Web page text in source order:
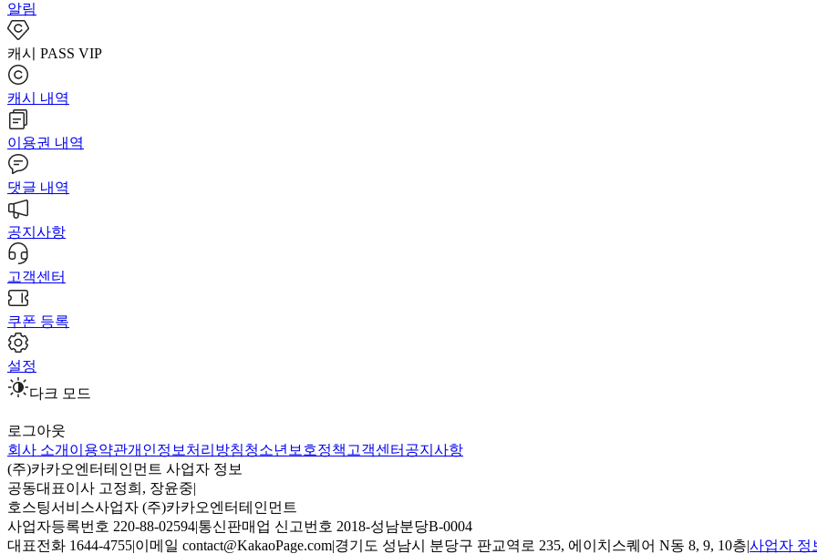
알림
캐시 PASS VIP
캐시 내역
이용권 내역
댓글 내역
공지사항
고객센터
쿠폰 등록
설정
다크 모드
로그아웃
회사 소개 이용약관개인정보처리방침청소년보호정책 고객센터 공지사항
(주)카카오엔터테인먼트 사업자 정보
공동대표이사 고정희, 장윤중|
호스팅서비스사업자 (주)카카오엔터테인먼트
사업자등록번호 220-88-02594|통신판매업 신고번호 2018-성남분당B-0004
대표전화 1644-4755|이메일 contact@KakaoPage.com|경기도 성남시 분당구 판교역로 235, 에이치스퀘어 N동 8, 9, 10층|사업자 정